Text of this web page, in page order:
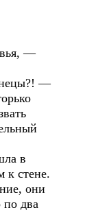
—
—
в
к стене.
они
по два